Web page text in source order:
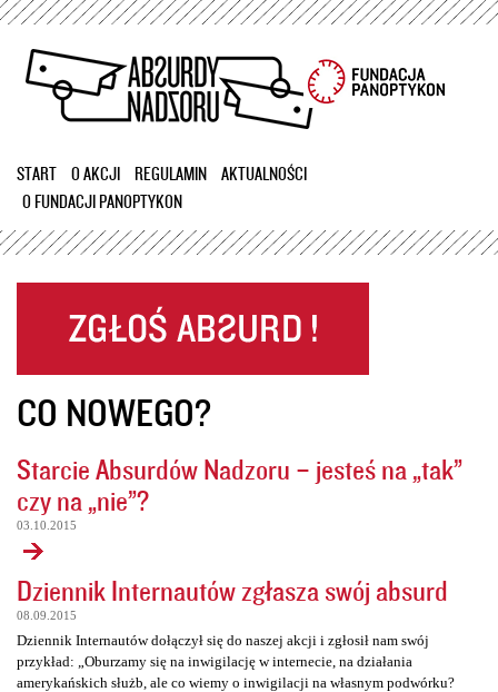
Przejdź
treści
START O AKCJI REGULAMIN
AKTUALNOŚCI
O FUNDACJI PANOPTYKON
CO NOWEGO?
Starcie Absurdów Nadzoru – jesteś na „tak”
czy na „nie”?
03.10.2015
Dziennik Internautów zgłasza swój absurd
08.09.2015
Dziennik Internautów dołączył się do naszej akcji i zgłosił nam swój
przykład: „Oburzamy się na inwigilację w internecie, na działania
amerykańskich służb, ale co wiemy o inwigilacji na własnym podwórku?